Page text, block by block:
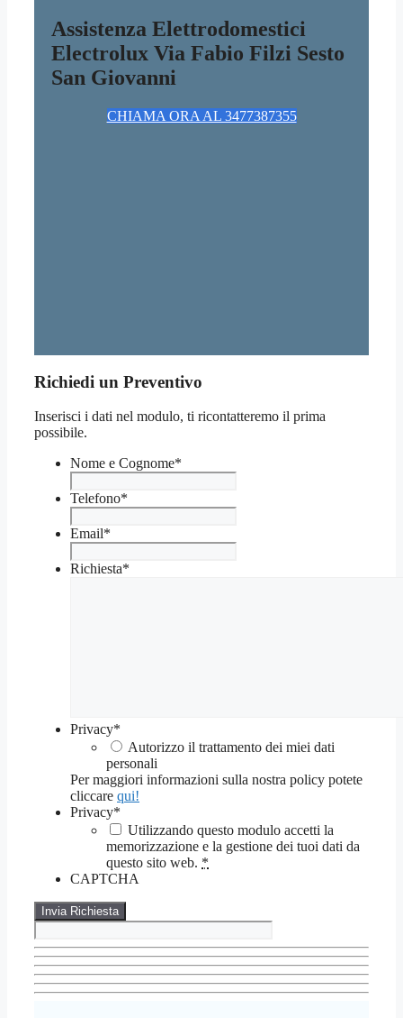
Assistenza Elettrodomestici
Electrolux Via Fabio Filzi Sesto
San Giovanni
CHIAMA ORA AL 3477387355
Richiedi un Preventivo
Inserisci i dati nel modulo, ti ricontatteremo il prima
possibile.
Nome e Cognome*
Telefono*
Email*
Richiesta*
Privacy*
Autorizzo il trattamento dei miei dati
personali
Per maggiori informazioni sulla nostra policy potete
cliccare qui!
Privacy*
Utilizzando questo modulo accetti la
memorizzazione e la gestione dei tuoi dati da
questo sito web. *
CAPTCHA